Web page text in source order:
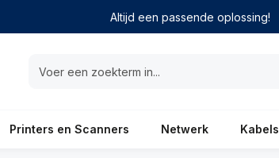
Altijd een passende oplossing!
Printers en Scanners Netwerk Kabels